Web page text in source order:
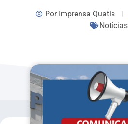
PorImprensa Quatis
Notícias